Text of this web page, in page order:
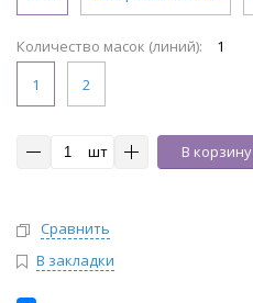
Количество масок (линий):
1
1
2
шт В корзину
Сравнить
В закладки